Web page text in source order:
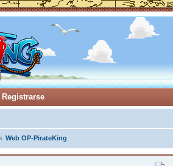
Registrarse
Web OP-PirateKing